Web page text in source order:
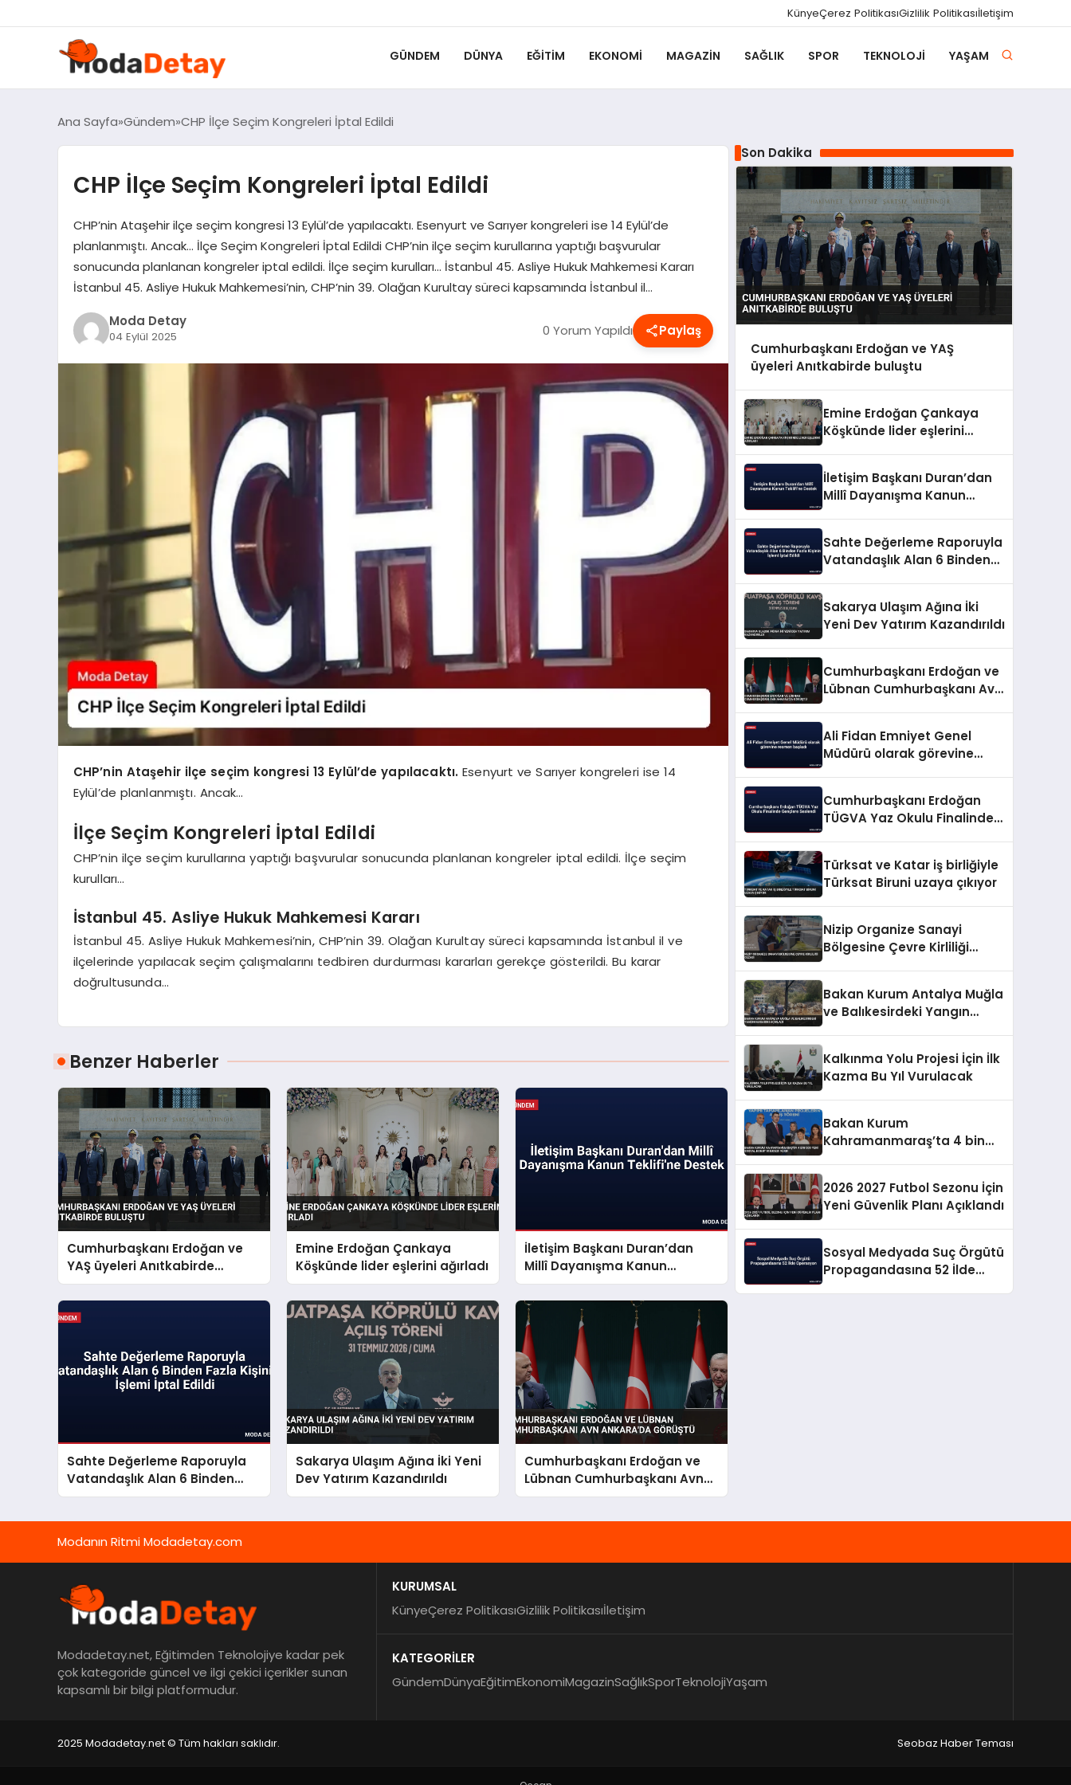
KünyeÇerez PolitikasıGizlilik Politikasıİletişim
GÜNDEM DÜNYA EĞITIM EKONOMI MAGAZIN SAĞLIK SPOR TEKNOLOJI YAŞAM
Ana Sayfa Gündem CHP İlçe Seçim Kongreleri İptal Edildi
CHP İlçe Seçim Kongreleri İptal Edildi
CHP’nin Ataşehir ilçe seçim kongresi 13 Eylül’de yapılacaktı. Esenyurt ve Sarıyer kongreleri ise 14 Eylül’de
planlanmıştı. Ancak… İlçe Seçim Kongreleri İptal Edildi CHP’nin ilçe seçim kurullarına yaptığı başvurular
sonucunda planlanan kongreler iptal edildi. İlçe seçim kurulları… İstanbul 45. Asliye Hukuk Mahkemesi Kararı
İstanbul 45. Asliye Hukuk Mahkemesi’nin, CHP’nin 39. Olağan Kurultay süreci kapsamında İstanbul il…
Moda Detay
04 Eylül 2025 0 Yorum Yapıldı Paylaş
CHP’nin Ataşehir ilçe seçim kongresi 13 Eylül’de yapılacaktı. Esenyurt ve Sarıyer kongreleri ise 14
Eylül’de planlanmıştı. Ancak…
İlçe Seçim Kongreleri İptal Edildi
CHP’nin ilçe seçim kurullarına yaptığı başvurular sonucunda planlanan kongreler iptal edildi. İlçe seçim
kurulları…
İstanbul 45. Asliye Hukuk Mahkemesi Kararı
İstanbul 45. Asliye Hukuk Mahkemesi’nin, CHP’nin 39. Olağan Kurultay süreci kapsamında İstanbul il ve
ilçelerinde yapılacak seçim çalışmalarını tedbiren durdurması kararları gerekçe gösterildi. Bu karar
doğrultusunda…
Benzer Haberler
Cumhurbaşkanı Erdoğan ve
YAŞ üyeleri Anıtkabirde
buluştu
Emine Erdoğan Çankaya
Köşkünde lider eşlerini ağırladı
İletişim Başkanı Duran’dan
Millî Dayanışma Kanun
Teklifi’ne Destek
Sahte Değerleme Raporuyla
Vatandaşlık Alan 6 Binden
Fazla Kişinin İşlemi İptal Edildi
Sakarya Ulaşım Ağına İki Yeni
Dev Yatırım Kazandırıldı
Cumhurbaşkanı Erdoğan ve
Lübnan Cumhurbaşkanı Avn
Ankara’da Görüştü
Son Dakika
Cumhurbaşkanı Erdoğan ve YAŞ
üyeleri Anıtkabirde buluştu
Emine Erdoğan Çankaya
Köşkünde lider eşlerini
İletişim Başkanı Duran’dan
Millî Dayanışma Kanun
Sahte Değerleme Raporuyla
Vatandaşlık Alan 6 Binden
Sakarya Ulaşım Ağına İki
Yeni Dev Yatırım Kazandırıldı
Cumhurbaşkanı Erdoğan ve
Lübnan Cumhurbaşkanı Avn
Ali Fidan Emniyet Genel
Müdürü olarak görevine
Cumhurbaşkanı Erdoğan
TÜGVA Yaz Okulu Finalinde
Türksat ve Katar iş birliğiyle
Türksat Biruni uzaya çıkıyor
Nizip Organize Sanayi
Bölgesine Çevre Kirliliği
Bakan Kurum Antalya Muğla
ve Balıkesirdeki Yangın
Kalkınma Yolu Projesi İçin İlk
Kazma Bu Yıl Vurulacak
Bakan Kurum
Kahramanmaraş’ta 4 bin
2026 2027 Futbol Sezonu İçin
Yeni Güvenlik Planı Açıklandı
Sosyal Medyada Suç Örgütü
Propagandasına 52 İlde
Modanın Ritmi Modadetay.com
Modadetay.net, Eğitimden Teknolojiye kadar pek
çok kategoride güncel ve ilgi çekici içerikler sunan
kapsamlı bir bilgi platformudur.
KURUMSAL
KünyeÇerez PolitikasıGizlilik Politikasıİletişim
KATEGORİLER
GündemDünyaEğitimEkonomiMagazinSağlıkSporTeknolojiYaşam
2025 Modadetay.net © Tüm hakları saklıdır. Seobaz Haber Teması